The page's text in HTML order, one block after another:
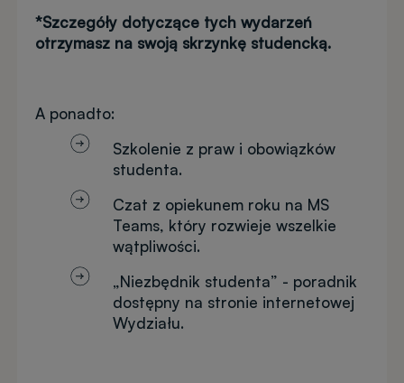
*Szczegóły dotyczące tych wydarzeń
otrzymasz na swoją skrzynkę studencką.
A ponadto:
Szkolenie z praw i obowiązków
studenta.
Czat z opiekunem roku na MS
Teams, który rozwieje wszelkie
wątpliwości.
„Niezbędnik studenta” - poradnik
dostępny na stronie internetowej
Wydziału.